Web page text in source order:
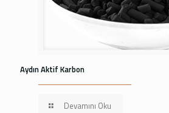
Aydın Aktif Karbon
Devamını Oku